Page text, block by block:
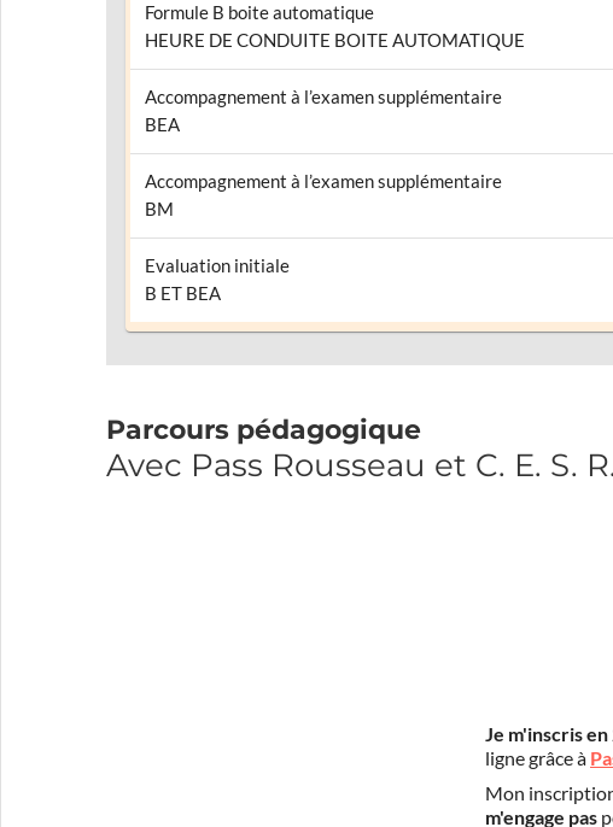
Formule B boite automatique
HEURE DE CONDUITE BOITE AUTOMATIQUE
Accompagnement à l’examen supplémentaire
BEA
Accompagnement à l’examen supplémentaire
BM
Evaluation initiale
B ET BEA
Parcours pédagogique
Avec Pass Rousseau et C. E. S.
Je m'inscris
ligne grâce à
Mon
m'engage pas